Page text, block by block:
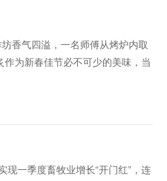
香气四溢，一名师傅从烤炉内取
为新春佳节必不可少的美味，当
现一季度畜牧业增长“开门红”，连